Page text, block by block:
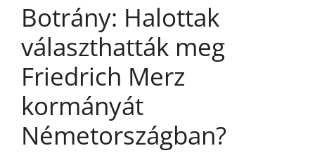
Botrány: Halottak
választhatták meg
Friedrich Merz
kormányát
Németországban?